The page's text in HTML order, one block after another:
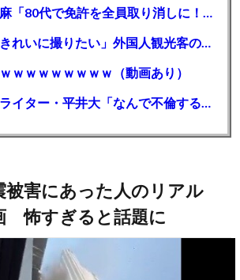
【芸能】高橋真麻「80代で免許を全員取り消しに！」 高齢ドライバーの事故問題で、高齢者の運転免許取り消し法を提案
【🗻】「富士山きれいに撮りたい」外国人観光客のレンタカー事故が急増…「ハンドルが逆で慣れず」、道の狭さも
ｗｗｗｗｗｗｗｗ（動画あり）
シンガーソングライター・平井大「なんで不倫するか知ってる？妥協で結婚するからさ。」←浅すぎると大炎上
被害にあった人のリアル
怖すぎると話題に